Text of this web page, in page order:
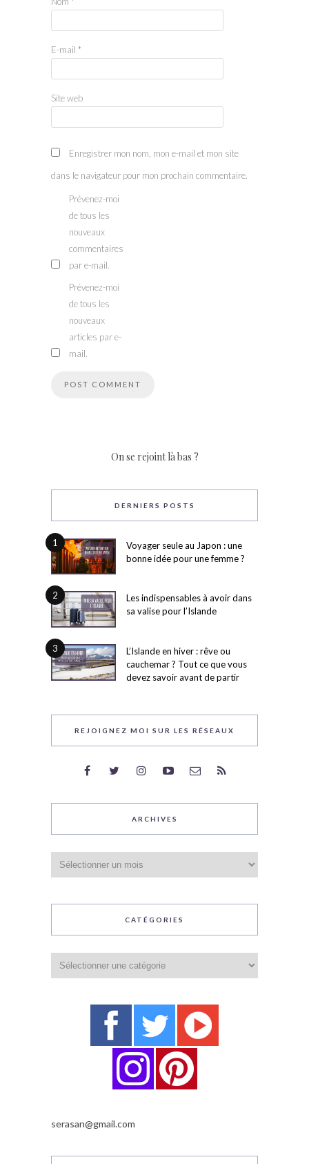
E-mail *
Site web
Enregistrer mon nom, mon e-mail et mon site
dans le navigateur pour mon prochain commentaire.
Prévenez-moi
de tous les
nouveaux
commentaires
par e-mail.
Prévenez-moi
de tous les
nouveaux
articles par e-
mail.
On se rejoint là bas ?
DERNIERS POSTS
1
Voyager seule au Japon : une
bonne idée pour une femme ?
2
Les indispensables à avoir dans
sa valise pour l’Islande
3
L’Islande en hiver : rêve ou
cauchemar ? Tout ce que vous
devez savoir avant de partir
REJOIGNEZ MOI SUR LES RÉSEAUX
ARCHIVES
CATÉGORIES
serasan@gmail.com